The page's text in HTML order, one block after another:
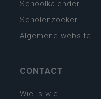
Schoolkalender
Scholenzoeker
Algemene website
CONTACT
Wie is wie